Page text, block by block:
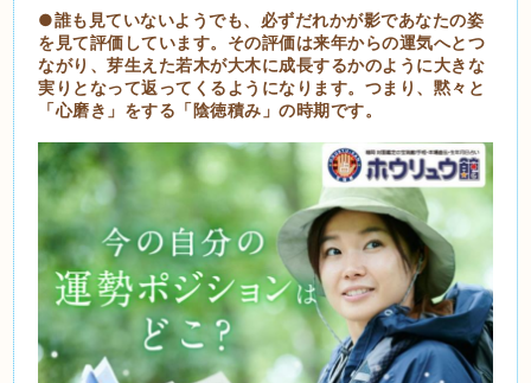
●誰も見ていないようでも、必ずだれかが影であなたの姿
を見て評価しています。その評価は来年からの運気へとつ
ながり、芽生えた若木が大木に成長するかのように大きな
実りとなって返ってくるようになります。つまり、黙々と
「心磨き」をする「陰徳積み」の時期です。